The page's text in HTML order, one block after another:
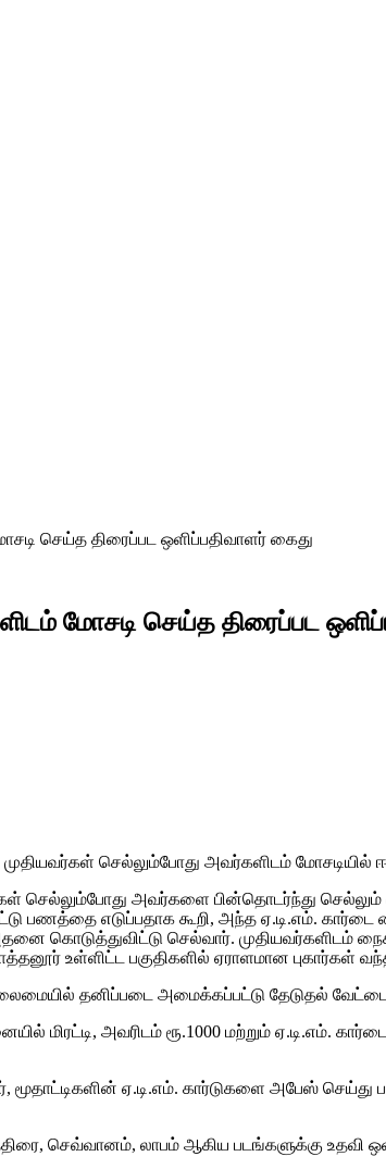
செய்த திரைப்பட ஒளிப்பதிவாளர் கைது
மோசடி செய்த திரைப்பட
செல்லும்போது அவர்களிடம் மோசடியில்
செல்லும்போது அவர்களை பின்தொடர்ந்து
பணத்தை எடுப்பதாக கூறி, அந்த ஏ.டி.எம்.
கொடுத்துவிட்டு செல்வார். முதியவர்களிடம்
உள்ளிட்ட பகுதிகளில் ஏராளமான புகார்கள்
தலைமையில் தனிப்படை அமைக்கப்பட்டு தேடுதல்
மிரட்டி, அவரிடம் ரூ.1000 மற்றும் ஏ.டி.எம்.
ஏ.டி.எம். கார்டுகளை அபேஸ் செய்து
செவ்வானம், லாபம் ஆகிய படங்களுக்கு உதவி